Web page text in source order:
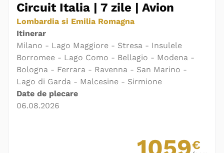
Circuit Italia | 7 zile | Avion
Lombardia si Emilia Romagna
Itinerar
Milano - Lago Maggiore - Stresa - Insulele
Borromee - Lago Como - Bellagio - Modena -
Bologna - Ferrara - Ravenna - San Marino -
Lago di Garda - Malcesine - Sirmione
Date de plecare
06.08.2026
€